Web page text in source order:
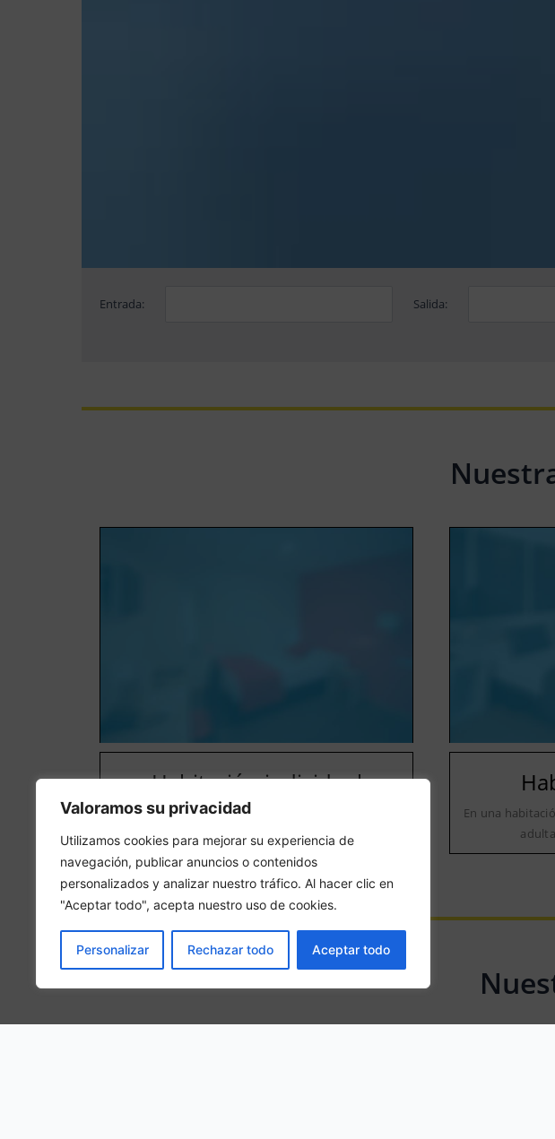
Valoramos su privacidad
Utilizamos cookies para mejorar su experiencia de
navegación, publicar anuncios o contenidos
personalizados y analizar nuestro tráfico. Al hacer clic en
"Aceptar todo", acepta nuestro uso de cookies.
Personalizar Rechazar todo Aceptar todo
Entrada: Salida:
Habitación individual
En una habitación individual, se hospedará 1 persona
adulta en la habitación
En una
Ctra. Aldealengua, Km